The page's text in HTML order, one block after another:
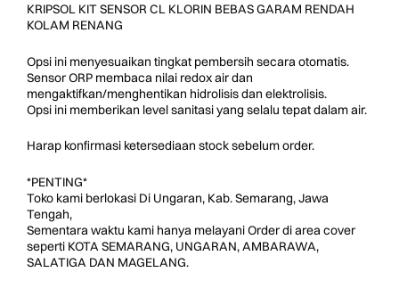
KRIPSOL KIT SENSOR CL KLORIN BEBAS GARAM RENDAH
KOLAM RENANG
Opsi ini menyesuaikan tingkat pembersih secara otomatis.
Sensor ORP membaca nilai redox air dan
mengaktifkan/menghentikan hidrolisis dan elektrolisis.
Opsi ini memberikan level sanitasi yang selalu tepat dalam air.
Harap konfirmasi ketersediaan stock sebelum order.
*PENTING*
Toko kami berlokasi Di Ungaran, Kab. Semarang, Jawa
Tengah,
Sementara waktu kami hanya melayani Order di area cover
seperti KOTA SEMARANG, UNGARAN, AMBARAWA,
SALATIGA DAN MAGELANG.